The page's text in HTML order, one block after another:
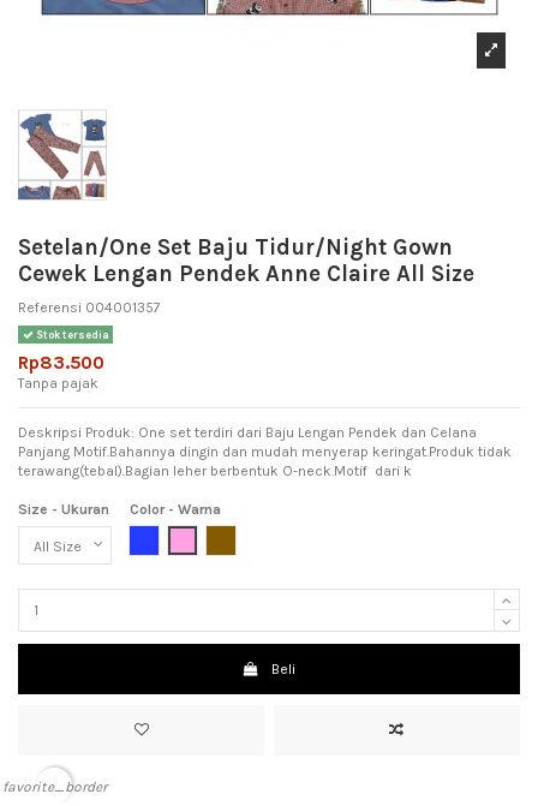
Setelan/One Set Baju Tidur/Night Gown
Cewek Lengan Pendek Anne Claire All Size
Referensi 004001357
Stok tersedia
Rp83.500
Tanpa pajak
Deskripsi Produk: One set terdiri dari Baju Lengan Pendek dan Celana
Panjang Motif.Bahannya dingin dan mudah menyerap keringat.Produk tidak
terawang(tebal).Bagian leher berbentuk O-neck.Motif dari k
Size - Ukuran
Color - Warna
Beli
favorite_border